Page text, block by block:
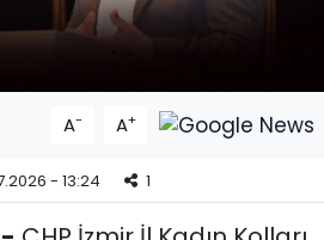
A- A+
- 13:24 1